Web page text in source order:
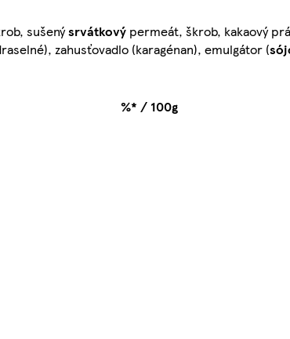
sušenýsrvátkový permeát, škrob, kakaový
zahusťovadlo (karagénan), emulgátor (
%* / 100g